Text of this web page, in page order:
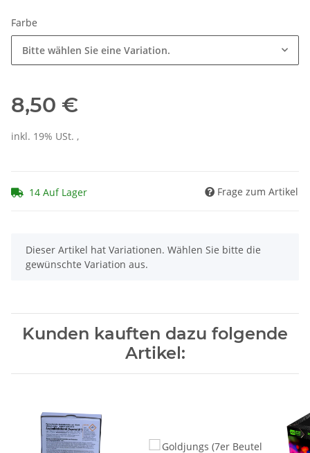
Farbe
Bitte wählen Sie eine Variation.
8,50 €
inkl. 19% USt. ,
14 Auf Lager Frage zum Artikel
x
Dieser Artikel hat Variationen. Wählen Sie bitte die
gewünschte Variation aus.
Kunden kauften dazu folgende
Artikel: